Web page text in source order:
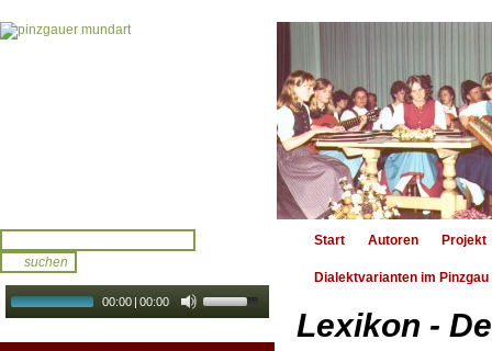
00:00 | 00:00
Start Autoren Projekt
Dialektvarianten im Pinzgau
Lexikon -